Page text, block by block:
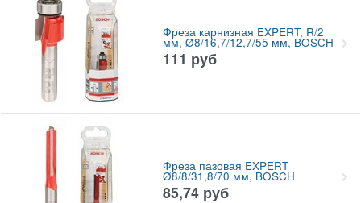
Фреза карнизная EXPERT, R/2
мм, Ø8/16,7/12,7/55 мм, BOSCH
111 руб
Фреза пазовая EXPERT
Ø8/8/31,8/70 мм, BOSCH
85,74 руб